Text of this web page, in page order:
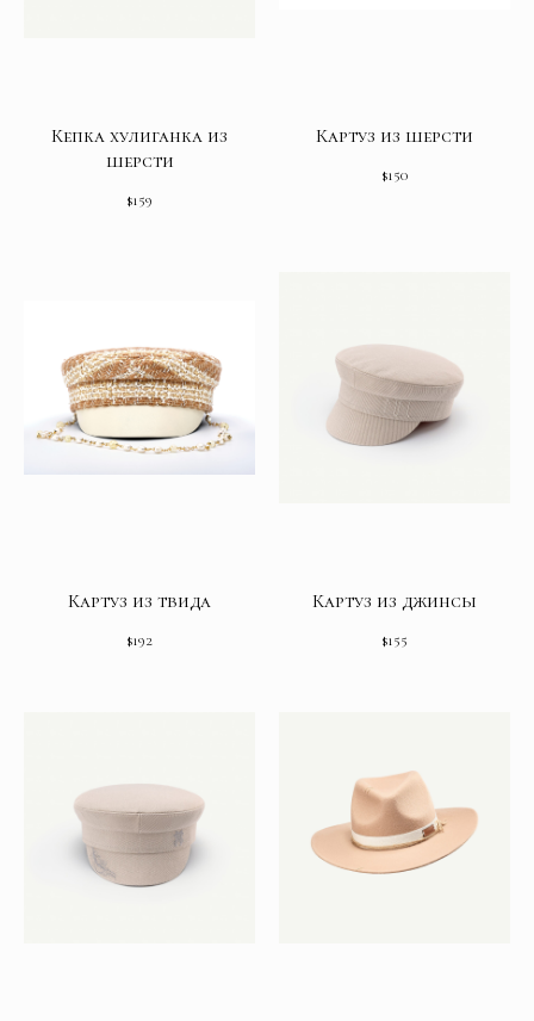
Кепка хулиганка из
шерсти
$159
Картуз из шерсти
$150
Картуз из твида
$192
Картуз из джинсы
$155